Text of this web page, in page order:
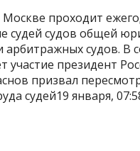
Москве проходит
судей судов общей
арбитражных судов. В
участие президент
призвал
судей19 января,